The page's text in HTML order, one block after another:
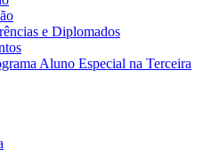
e Diplomados
Aluno Especial na Terceira